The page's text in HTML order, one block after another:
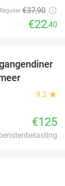
Regulier €37,90
€22,40
9.2 star
€125